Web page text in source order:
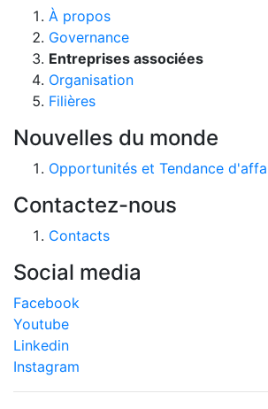
À propos
Governance
Entreprises associées
Organisation
Filières
Nouvelles du monde
Opportunités et Tendance
Contactez-nous
Contacts
Social media
Facebook
Youtube
Linkedin
Instagram